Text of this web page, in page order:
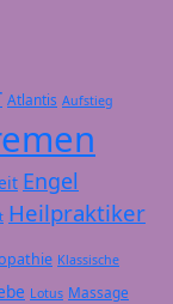
Atlantis Aufstieg
Engel
Heilpraktiker
Klassische
Lotus Massage